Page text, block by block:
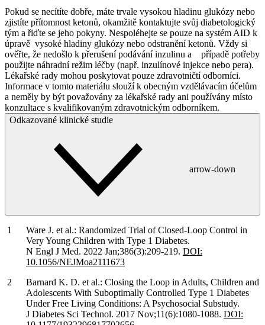
Pokud se necítíte dobře, máte trvale vysokou hladinu glukózy nebo
zjistíte přítomnost ketonů, okamžitě kontaktujte svůj diabetologický
tým a řiďte se jeho pokyny. Nespoléhejte se pouze na systém AID k
úpravě vysoké hladiny glukózy nebo odstranění ketonů. Vždy si
ověřte, že nedošlo k přerušení podávání inzulinu a případě potřeby
použijte náhradní režim léčby (např. inzulínové injekce nebo pera).
Lékařské rady mohou poskytovat pouze zdravotničtí odborníci.
Informace v tomto materiálu slouží k obecným vzdělávacím účelům
a neměly by být považovány za lékařské rady ani používány místo
konzultace s kvalifikovaným zdravotnickým odborníkem.
Odkazované klinické studie
arrow-down
Ware J. et al.: Randomized Trial of Closed-Loop Control in
Very Young Children with Type 1 Diabetes.
N Engl J Med. 2022 Jan;386(3):209-219. DOI:
10.1056/NEJMoa2111673
Barnard K. D. et al.: Closing the Loop in Adults, Children and
Adolescents With Suboptimally Controlled Type 1 Diabetes
Under Free Living Conditions: A Psychosocial Substudy.
J Diabetes Sci Technol. 2017 Nov;11(6):1080-1088. DOI: